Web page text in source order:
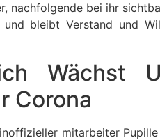
nachfolgende bei ihr
bleibt Verstand und
Wächst
Corona
mitarbeiter